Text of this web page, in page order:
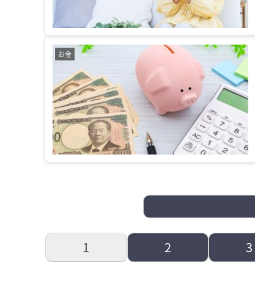
お金
1 2 3